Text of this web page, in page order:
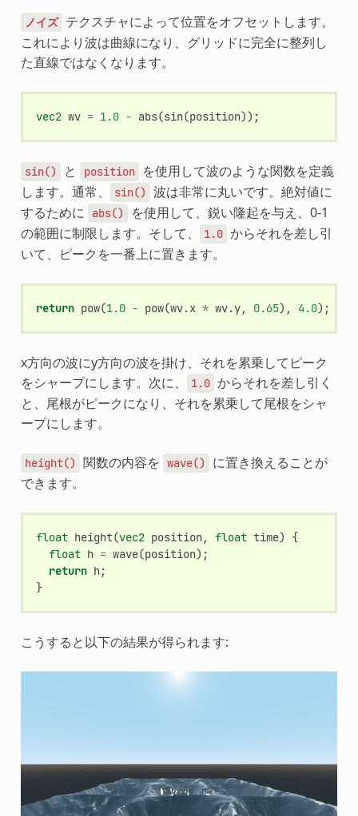
ノイズ テクスチャによって位置をオフセットします。
これにより波は曲線になり、グリッドに完全に整列し
た直線ではなくなります。
vec2 wv = 1.0 - abs(sin(position));
sin() と position
を使用して波のような関数を定義
します。通常、
sin()
波は非常に丸いです。絶対値に
するために
abs()
を使用して、鋭い隆起を与え、0-1
の範囲に制限します。そして、
1.0 からそれを差し引
いて、ピークを一番上に置きます。
return pow(1.0 - pow(wv.x * wv.y, 0.65), 4.0);
x方向の波にy方向の波を掛け、それを累乗してピーク
をシャープにします。次に、
1.0 からそれを差し引く
と、尾根がピークになり、それを累乗して尾根をシャ
ープにします。
height() 関数の内容を wave()
に置き換えることが
できます。
float height(vec2 position, float time)
{
float h = wave(position);
return h;
}
こうすると以下の結果が得られます: